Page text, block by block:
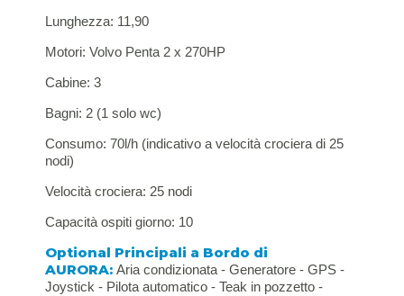
Lunghezza: 11,90
Motori: Volvo Penta 2 x 270HP
Cabine: 3
Bagni: 2 (1 solo wc)
Consumo: 70l/h (indicativo a velocità crociera di 25
nodi)
Velocità crociera: 25 nodi
Capacità ospiti giorno: 10
Optional Principali a Bordo di
AURORA: Aria condizionata - Generatore - GPS -
Joystick - Pilota automatico - Teak in pozzetto -